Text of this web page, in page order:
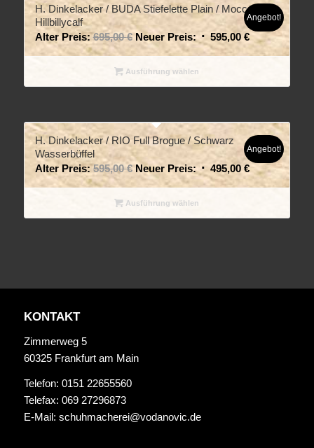
H. Dinkelacker / BUDA Stiefelette Plain / Mocca
Hillbillycalf
Alter Preis: 695,00€ Neuer Preis: 595,00 €
Angebot!
Ausführung wählen
H. Dinkelacker / RIO Full Brogue / Schwarz
Wasserbüffel
Alter Preis: 595,00€ Neuer Preis: 495,00 €
Angebot!
Ausführung wählen
KONTAKT
Zimmerweg 5
60325 Frankfurt am Main
Telefon: 0151 22655560
Telefax: 069 27296873
E-Mail: schuhmacherei@vodanovic.de